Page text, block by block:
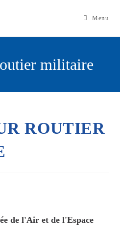
Menu
militaire
ROUTIER
de l'Air et de l'Espace